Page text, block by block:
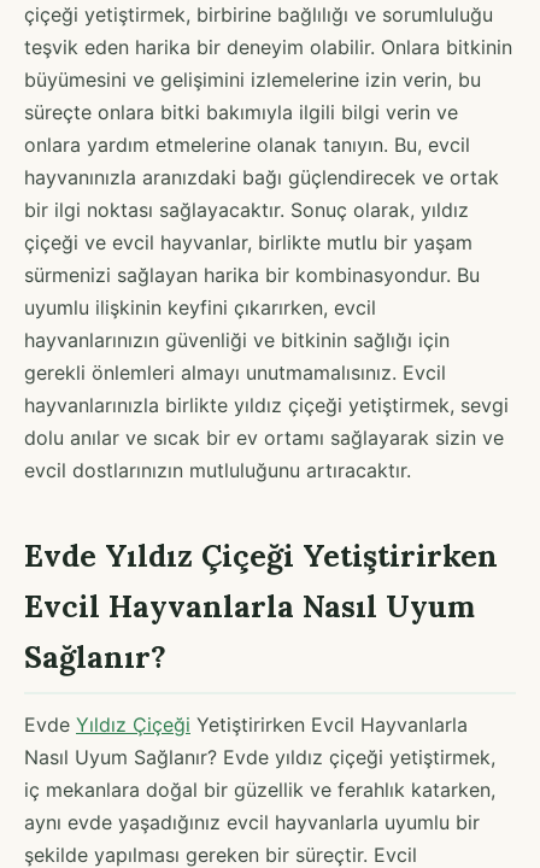
çiçeği yetiştirmek, birbirine bağlılığı ve sorumluluğu
teşvik eden harika bir deneyim olabilir. Onlara bitkinin
büyümesini ve gelişimini izlemelerine izin verin, bu
süreçte onlara bitki bakımıyla ilgili bilgi verin ve
onlara yardım etmelerine olanak tanıyın. Bu, evcil
hayvanınızla aranızdaki bağı güçlendirecek ve ortak
bir ilgi noktası sağlayacaktır. Sonuç olarak, yıldız
çiçeği ve evcil hayvanlar, birlikte mutlu bir yaşam
sürmenizi sağlayan harika bir kombinasyondur. Bu
uyumlu ilişkinin keyfini çıkarırken, evcil
hayvanlarınızın güvenliği ve bitkinin sağlığı için
gerekli önlemleri almayı unutmamalısınız. Evcil
hayvanlarınızla birlikte yıldız çiçeği yetiştirmek, sevgi
dolu anılar ve sıcak bir ev ortamı sağlayarak sizin ve
evcil dostlarınızın mutluluğunu artıracaktır.
Evde Yıldız Çiçeği Yetiştirirken
Evcil Hayvanlarla Nasıl Uyum
Sağlanır?
Evde Yıldız Çiçeği Yetiştirirken Evcil Hayvanlarla
Nasıl Uyum Sağlanır? Evde yıldız çiçeği yetiştirmek,
iç mekanlara doğal bir güzellik ve ferahlık katarken,
aynı evde yaşadığınız evcil hayvanlarla uyumlu bir
şekilde yapılması gereken bir süreçtir. Evcil